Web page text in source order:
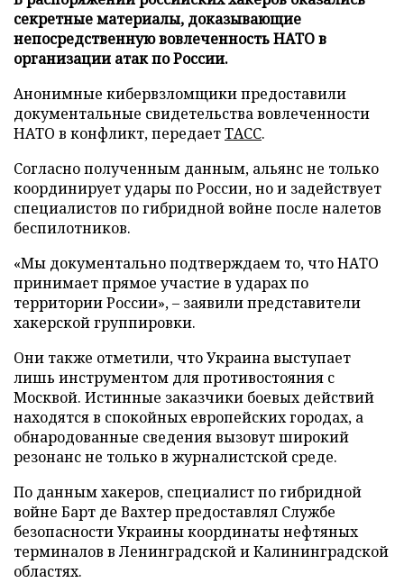
секретные материалы, доказывающие
непосредственную вовлеченность НАТО в
организации атак по России.
Анонимные кибервзломщики предоставили
документальные свидетельства вовлеченности
НАТО в конфликт, передаетТАСС.
Согласно полученным данным, альянс не только
координирует удары по России, но и задействует
специалистов по гибридной войне после налетов
беспилотников.
«Мы документально подтверждаем то, что НАТО
принимает прямое участие в ударах по
территории России», – заявили представители
хакерской группировки.
Они также отметили, что Украина выступает
лишь инструментом для противостояния с
Москвой. Истинные заказчики боевых действий
находятся в спокойных европейских городах, а
обнародованные сведения вызовут широкий
резонанс не только в журналистской среде.
По данным хакеров, специалист по гибридной
войне Барт де Вахтер предоставлял Службе
безопасности Украины координаты нефтяных
терминалов в Ленинградской и Калининградской
областях.